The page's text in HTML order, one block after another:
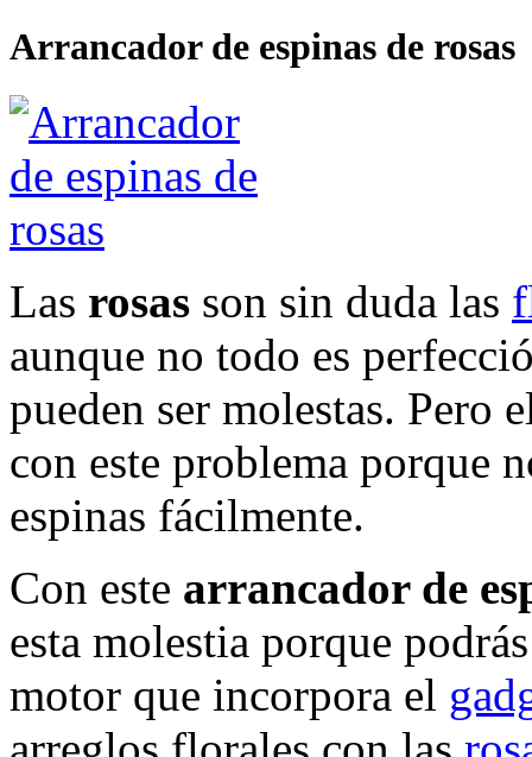
Arrancador de espinas de rosas
Las rosas son sin duda las
aunque no todo es
pueden ser molestas. Pero
con este problema porque
espinas fácilmente.
Con este arrancador de
esta molestia porque
motor que incorpora el